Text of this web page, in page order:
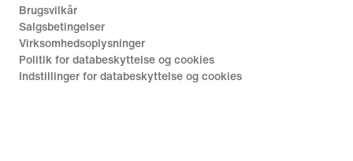
Brugsvilkår
Salgsbetingelser
Virksomhedsoplysninger
Politik for databeskyttelse og cookies
Indstillinger for databeskyttelse og cookies